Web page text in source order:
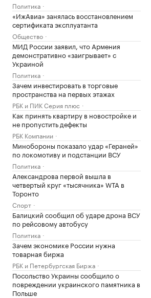
Политика
«ИжАвиа» занялась восстановлением
сертификата эксплуатанта
Общество
МИД России заявил, что Армения
демонстративно «заигрывает» с
Украиной
Политика
Зачем инвестировать в торговые
пространства на первых этажах
РБК и ПИК Серия плюс
Как принять квартиру в новостройке и
не пропустить дефекты
РБК Компании
Минобороны показало удар «Гераней»
по локомотиву и подстанции ВСУ
Политика
Александрова первой вышла в
четвертый круг «тысячника» WTA в
Торонто
Спорт
Балицкий сообщил об ударе дрона ВСУ
по рейсовому автобусу
Политика
Зачем экономике России нужна
товарная биржа
РБК и Петербургская Биржа
Посольство Украины сообщило о
повреждении украинского памятника в
Польше